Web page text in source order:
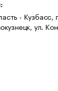
- Кузбасс,
ул.